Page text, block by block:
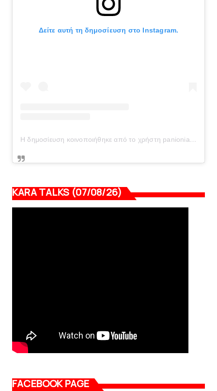
Δείτε αυτή τη δημοσίευση στο Instagram.
Η δημοσίευση κοινοποιήθηκε από το χρήστη panionianea.gr (@panionianea.gr)
KARA TALKS (07/08/26)
FACEBOOK PAGE